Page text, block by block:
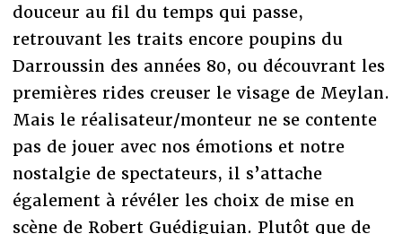
douceur au fil du temps qui passe,
retrouvant les traits encore poupins du
Darroussin des années 80, ou découvrant les
premières rides creuser le visage de Meylan.
Mais le réalisateur/monteur ne se contente
pas de jouer avec nos émotions et notre
nostalgie de spectateurs, il s’attache
également à révéler les choix de mise en
scène de Robert Guédiguian. Plutôt que de